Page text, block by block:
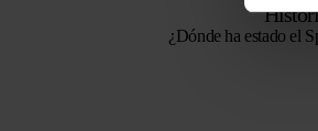
¿Dónde ha estado el